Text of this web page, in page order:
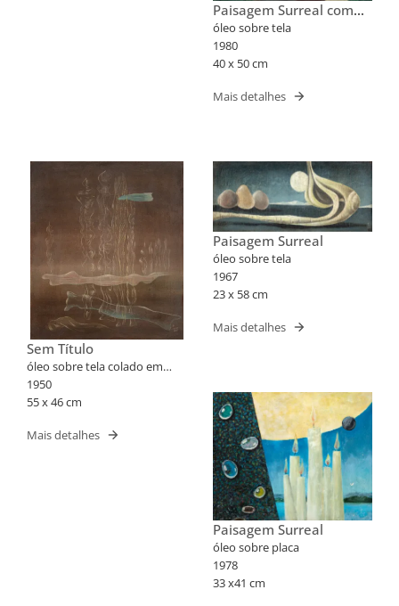
Paisagem Surreal com
Garrafa, Bule e Vela
óleo sobre tela
1980
40 x 50 cm
Mais detalhes
Sem Título
óleo sobre tela colado em
eucatex
1950
55 x 46 cm
Mais detalhes
Paisagem Surreal
óleo sobre tela
1967
23 x 58 cm
Mais detalhes
Paisagem Surreal
óleo sobre placa
1978
33 x41 cm